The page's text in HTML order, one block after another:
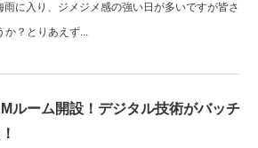
に入り、ジメジメ感の強い日が多いですが皆さ
か？とりあえず...
ルーム開設！デジタル技術がバッチ